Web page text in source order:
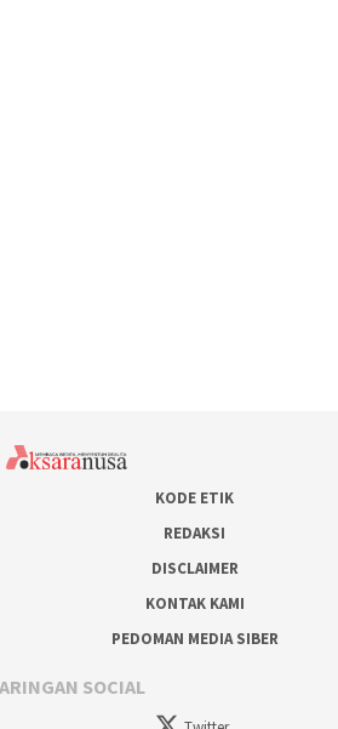
KODE ETIK
REDAKSI
DISCLAIMER
KONTAK KAMI
PEDOMAN MEDIA SIBER
SOCIAL